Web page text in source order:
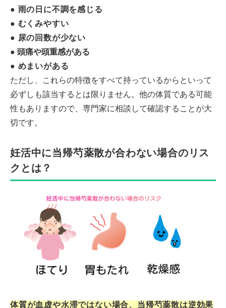
● 雨の日に不調を感じる
● むくみやすい
● 尿の回数が少ない
● 頭痛や頭重感がある
● めまいがある
ただし、これらの特徴をすべて持っているからといって
必ずしも該当するとは限りません。他の体質である可能
性もありますので、専門家に相談して確認することが大
切です。
妊活中に当帰芍薬散が合わない場合のリス
クとは？
体質が血虚や水滞ではない場合、当帰芍薬散は逆効果